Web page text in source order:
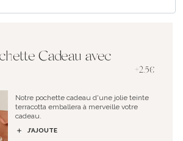
Cadeau avec
+2.5€
Notre pochette cadeau d'une jolie teinte
terracotta emballera à merveille votre
cadeau.
J’AJOUTE